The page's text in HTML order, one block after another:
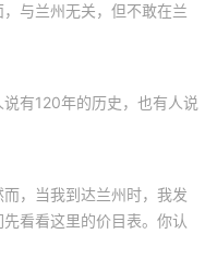
与兰州无关，但不敢在兰
有120年的历史，也有人说
，当我到达兰州时，我发
看看这里的价目表。你认